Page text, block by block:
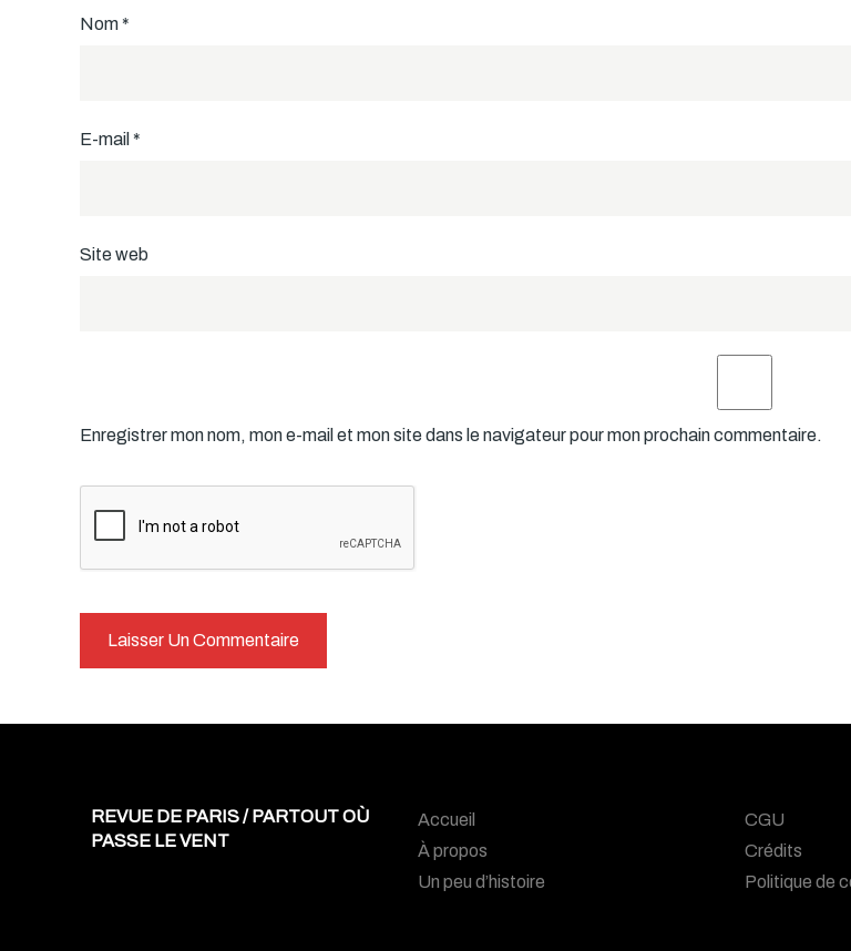
Nom *
E-mail *
Site web
Enregistrer mon nom, mon e-mail et mon site dans le navigateur pour mon prochain commentaire.
REVUE DE PARIS / PARTOUT OÙ
PASSE LE VENT
Accueil
À propos
Un peu d’histoire
CGU
Crédits
Politique de